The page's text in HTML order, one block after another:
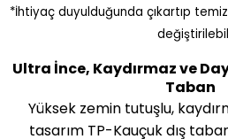
*İhtiyaç duyulduğunda çıkartıp
Ultra İnce, Kaydırmaz ve
Taban
Yüksek zemin tutuşlu,
tasarım TP-Kauçuk dış